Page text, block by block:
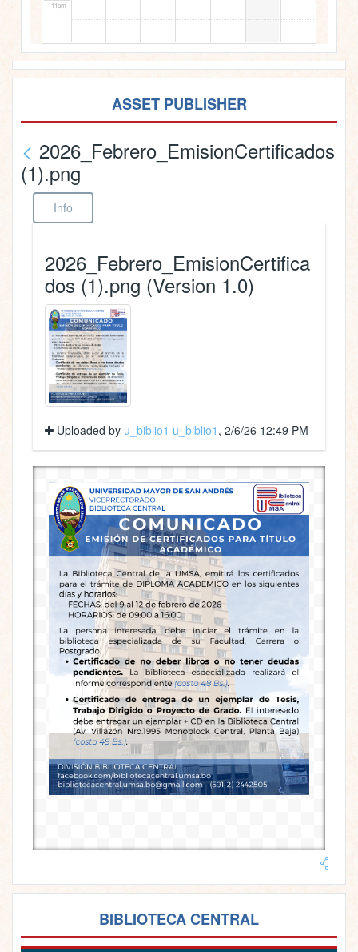
11pm
ASSET PUBLISHER
2026_Febrero_EmisionCertificados
(1).png
Info
2026_Febrero_EmisionCertifica
dos (1).png (Version 1.0)
Uploaded by u_biblio1 u_biblio1 , 2/6/26 12:49 PM
BIBLIOTECA CENTRAL